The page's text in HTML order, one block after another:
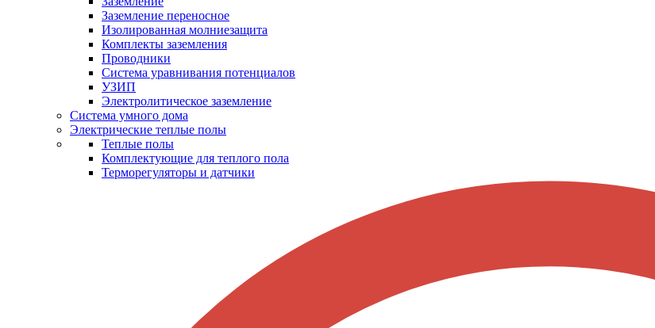
Заземление переносное
Изолированная молниезащита
Комплекты заземления
Проводники
Система уравнивания потенциалов
УЗИП
Электролитическое заземление
Система умного дома
Электрические теплые полы
Теплые полы
Комплектующие для теплого пола
Терморегуляторы и датчики